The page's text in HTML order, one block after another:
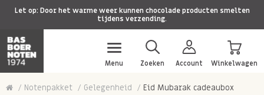
Let op: Door het warme weer kunnen chocolade producten smelten
tijdens verzending.
Menu Zoeken Account Winkelwagen
Notenpakket Gelegenheid Eid Mubarak cadeaubox